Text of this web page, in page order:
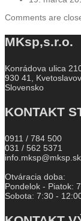
Comments are
MKsp,s.r.o.
Konrádova ulica
930 41, Kvetoslavov
Slovensko
KONTAKT
0911 / 784 500
031 / 562 5371
info.mksp@mksp.sk
Otváracia doba:
Pondelok - Piatok:
Sobota: 7:30 -